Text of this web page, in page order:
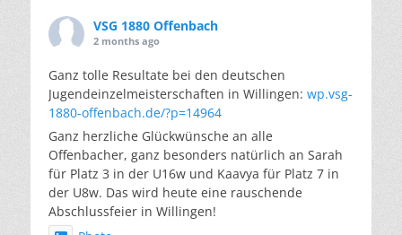
VSG 1880 Offenbach
2 months ago
Ganz tolle Resultate bei den deutschen
Jugendeinzelmeisterschaften in Willingen: wp.vsg-
1880-offenbach.de/?p=14964
Ganz herzliche Glückwünsche an alle
Offenbacher, ganz besonders natürlich an Sarah
für Platz 3 in der U16w und Kaavya für Platz 7 in
der U8w. Das wird heute eine rauschende
Abschlussfeier in Willingen!